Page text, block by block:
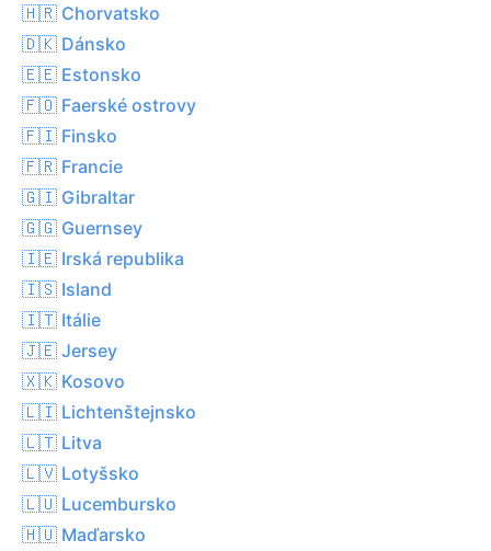
🇭🇷 Chorvatsko
🇩🇰 Dánsko
🇪🇪 Estonsko
🇫🇴 Faerské ostrovy
🇫🇮 Finsko
🇫🇷 Francie
🇬🇮 Gibraltar
🇬🇬 Guernsey
🇮🇪 Irská republika
🇮🇸 Island
🇮🇹 Itálie
🇯🇪 Jersey
🇽🇰 Kosovo
🇱🇮 Lichtenštejnsko
🇱🇹 Litva
🇱🇻 Lotyšsko
🇱🇺 Lucembursko
🇭🇺 Maďarsko